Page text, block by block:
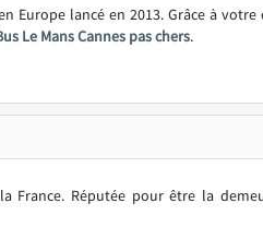
Europe lancé en 2013. Grâce à
Le Mans Cannes pas chers.
France. Réputée pour être la